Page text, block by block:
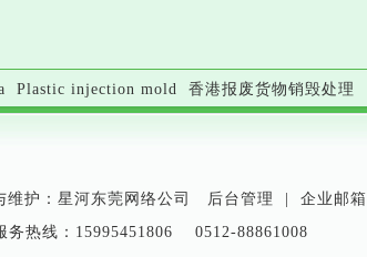
Plastic injection mold 香港报废货物销毁处理
护：星河东莞网络公司 后台管理 企业邮箱
务热线：15995451806 0512-88861008